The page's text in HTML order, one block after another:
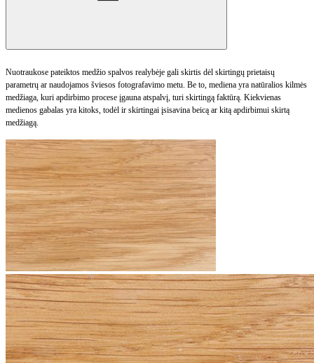
Nuotraukose pateiktos medžio spalvos realybėje gali skirtis dėl skirtingų prietaisų
parametrų ar naudojamos šviesos fotografavimo metu. Be to, mediena yra natūralios kilmės
medžiaga, kuri apdirbimo procese įgauna atspalvį, turi skirtingą faktūrą. Kiekvienas
medienos gabalas yra kitoks, todėl ir skirtingai įsisavina beicą ar kitą apdirbimui skirtą
medžiagą.